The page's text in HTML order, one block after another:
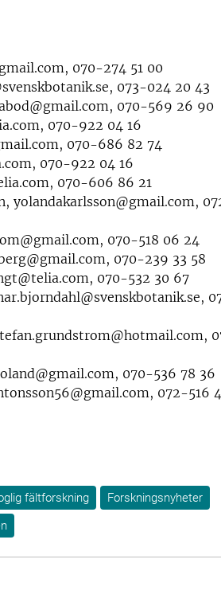
070-274 51 00
073-024 20 43
070-569 26 90
070-922 04 16
070-686 82 74
070-922 04 16
070-606 86 21
yolandakarlsson@gmail.com,
070-518 06 24
070-239 33 58
070-532 30 67
070-536 78 36
072-516
fältforskning
Forskningsnyheter